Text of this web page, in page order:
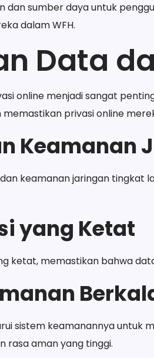
dan sumber daya untuk
dalam WFH.
Data
online menjadi sangat
privasi online
Keamanan
keamanan jaringan
yang Ketat
ketat, memastikan bahwa
sistem keamanannya
rasa aman yang tinggi.